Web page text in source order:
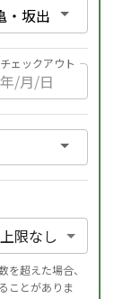
チェックアウト
超えた場合、
ことがありま